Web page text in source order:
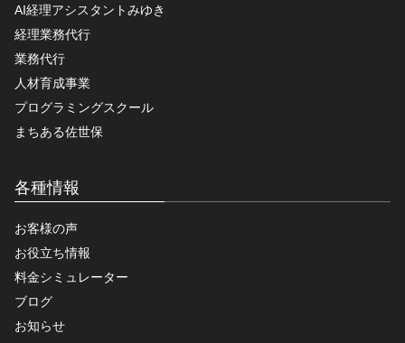
AI経理アシスタントみゆき
経理業務代行
業務代行
人材育成事業
プログラミングスクール
まちある佐世保
各種情報
お客様の声
お役立ち情報
料金シミュレーター
ブログ
お知らせ